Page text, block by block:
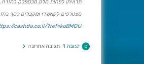
תרוויחו לפחות חלק מכספכם
מצטרפים לקאשדו ומקבלים כסף
cashdo.co.il/?ref=koBMDU
ס תגובה 1 תגובה אחרונה